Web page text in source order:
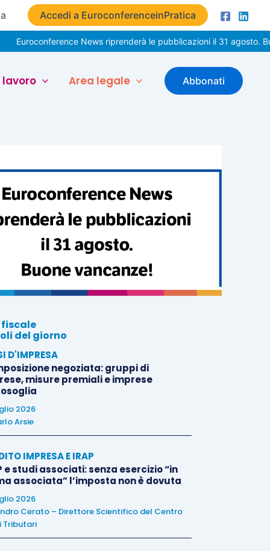
Accedi a EuroconferenceinPratica
News riprenderà le pubblicazioni il 31 agosto. Buone
lavoro Area legale Abbonati
del giorno
D'IMPRESA
negoziata: gruppi di
misure premiali e imprese
2026
Arsie
IMPRESA E IRAP
e studi associati: senza esercizio “in
associata” l’imposta non è dovuta
2026
Cerato – Direttore Scientifico del Centro
Tributari